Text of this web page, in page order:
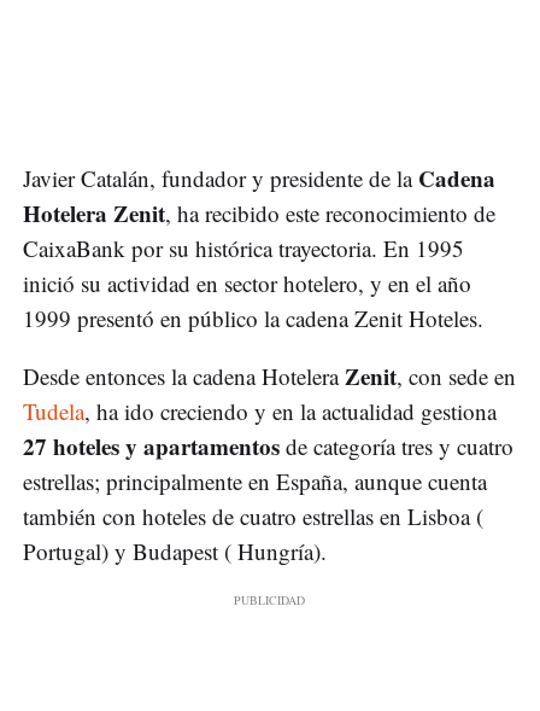
Javier Catalán, fundador y presidente de la Cadena
Hotelera Zenit, ha recibido este reconocimiento de
CaixaBank por su histórica trayectoria. En 1995
inició su actividad en sector hotelero, y en el año
1999 presentó en público la cadena Zenit Hoteles.
Desde entonces la cadena HoteleraZenit, con sede en
Tudela, ha ido creciendo y en la actualidad gestiona
27 hoteles y apartamentos de categoría tres y cuatro
estrellas; principalmente en España, aunque cuenta
también con hoteles de cuatro estrellas en Lisboa (
Portugal) y Budapest ( Hungría).